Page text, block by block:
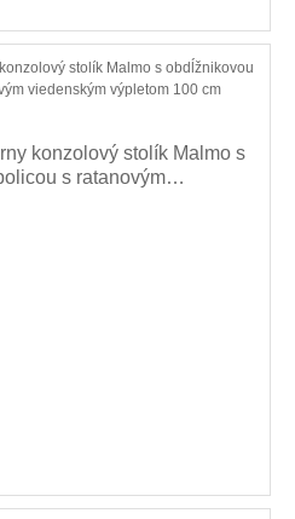
konzolový stolík Malmo s
s ratanovým
cm